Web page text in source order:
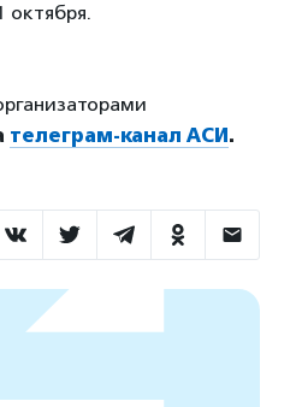
октября.
телеграм-канал АСИ.